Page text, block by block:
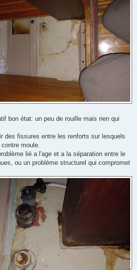
bon état: un peu de rouille mais rien qui
des fissures entre les renforts sur lesquels
moule.
lié a l'age et a la séparation entre le
ou un problème structurel qui compromet